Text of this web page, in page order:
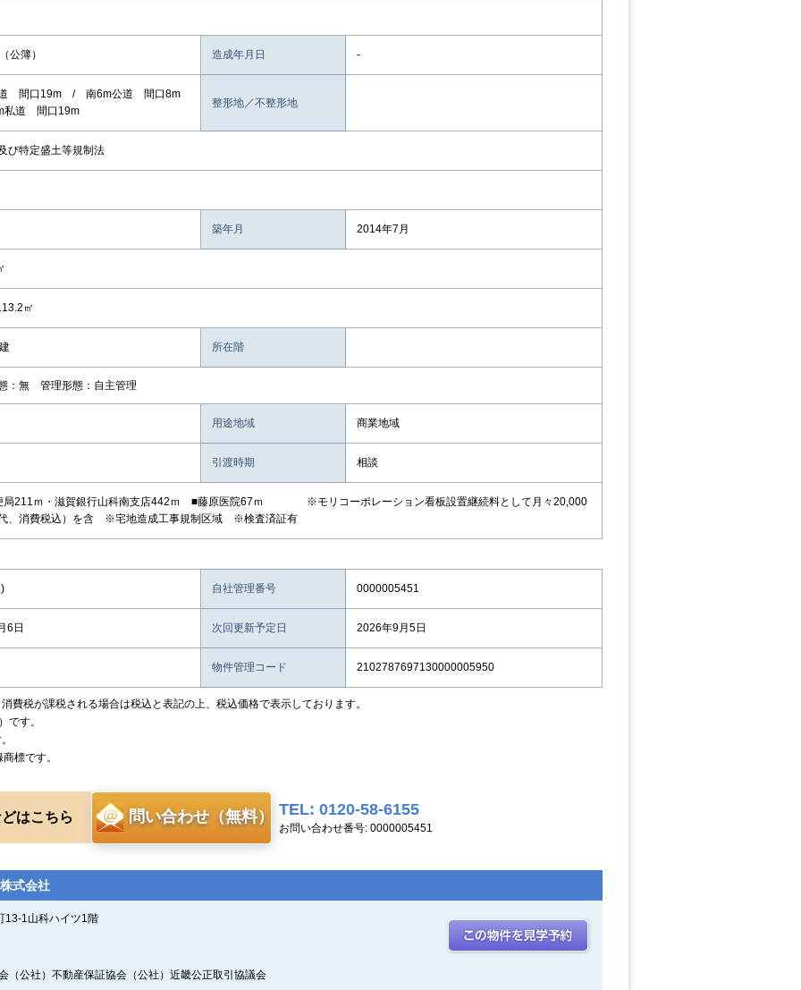
公簿） 造成年月日 -
道 間口19m / 南6m公道 間口8m
道 間口19m
整形地／不整形地
び特定盛土等規制法
築年月 2014年7月
㎡
建 所在階
：無 管理形態：自主管理
用途地域 商業地域
引渡時期 相談
局211ｍ・滋賀銀行山科南支店442ｍ ■藤原医院67ｍ ※モリコーポレーション看板設置継続料として月々20,000
、消費税込）を含 ※宅地造成工事規制区域 ※検査済証有
自社管理番号 0000005451
6日 次回更新予定日 2026年9月5日
物件管理コード 2102787697130000005950
費税が課税される場合は税込と表記の上、税込価格で表示しております。
です。
標です。
はこちら 問い合わせ（無料） TEL: 0120-58-6155
お問い合わせ番号: 0000005451
式会社
13-1山科ハイツ1階
（公社）不動産保証協会（公社）近畿公正取引協議会